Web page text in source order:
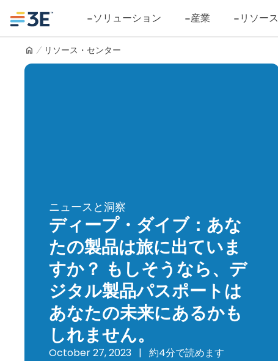
content
ソリューション 産業 リソース
リソース・センター
ニュースと洞察
ディープ・ダイブ：あな
たの製品は旅に出ていま
すか？ もしそうなら、デ
ジタル製品パスポートは
あなたの未来にあるかも
しれません。
October 27, 2023 | 約4分で読めます